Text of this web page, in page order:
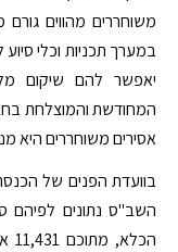
משוחררים מהווים
במערך תכניות וכלי
יאפשר להם שיקום
המחודשת והמוצלחת
אסירים משוחררים היא